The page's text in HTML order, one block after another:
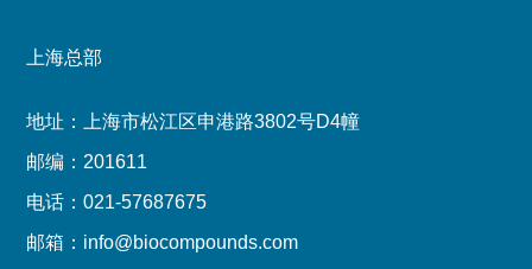
上海总部
地址：上海市松江区申港路3802号D4幢
邮编：201611
电话：021-57687675
邮箱：info@biocompounds.com